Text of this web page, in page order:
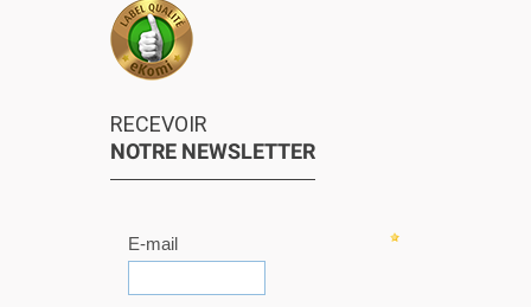
RECEVOIR
NOTRE NEWSLETTER